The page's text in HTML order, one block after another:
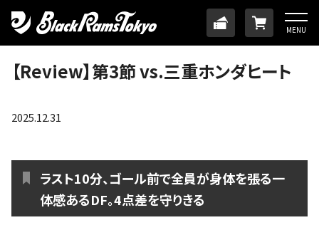
MENU
TICKET
HOME
試合日程・結果
【Review】第3節 vs.三重ホンダヒート
2025.12.31
ラスト10分、ゴール前で全員が身体を張る一
体感あるDF。4点差を守りきる